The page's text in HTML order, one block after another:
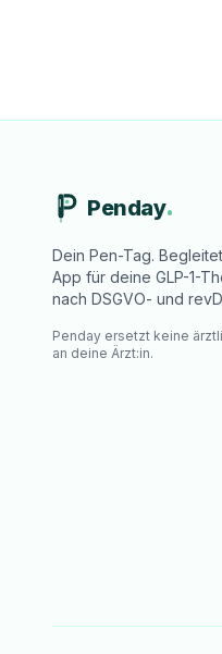
Penday
Dein Pen-Tag.
App für deine GLP-1-
nach DSGVO- und
Penday ersetzt keine
an deine Ärzt:in.